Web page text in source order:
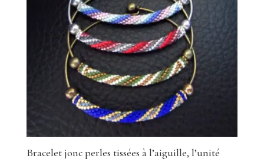
Bracelet jonc perles tissées à l’aiguille, l’unité